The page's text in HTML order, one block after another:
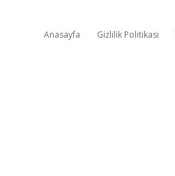
Anasayfa Gizlilik Politikası